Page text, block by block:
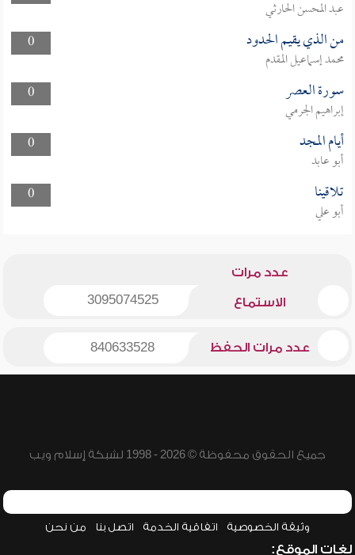
عبد المحسن الحارثي
0
من الذي يقيم الحدود
محمد إسماعيل المقدم
0
سورة العصر
إبراهيم الجرمي
0
أيام المجد
أبو عابد
0
تلاقينا
أبو علي
عدد مرات
الاستماع 3095074525
عدد مرات الحفظ 840633528
جميع الحقوق محفوظة © 2026 - 1998 لشبكة إسلام ويب
وثيقة الخصوصية اتفاقية الخدمة اتصل بنا من نحن
لغات الموقع: